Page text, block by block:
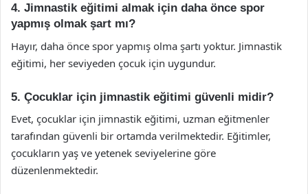
4. Jimnastik eğitimi almak için daha önce spor
yapmış olmak şart mı?
Hayır, daha önce spor yapmış olma şartı yoktur. Jimnastik
eğitimi, her seviyeden çocuk için uygundur.
5. Çocuklar için jimnastik eğitimi güvenli midir?
Evet, çocuklar için jimnastik eğitimi, uzman eğitmenler
tarafından güvenli bir ortamda verilmektedir. Eğitimler,
çocukların yaş ve yetenek seviyelerine göre
düzenlenmektedir.